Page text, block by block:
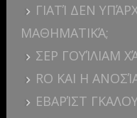
ΓΙΑΤΊ ΔΕΝ
ΜΑΘΗΜΑΤΙΚΆ;
ΣΕΡ ΓΟΥΊΛΙΑΜ
RO ΚΑΙ Η
ΕΒΑΡΊΣΤ